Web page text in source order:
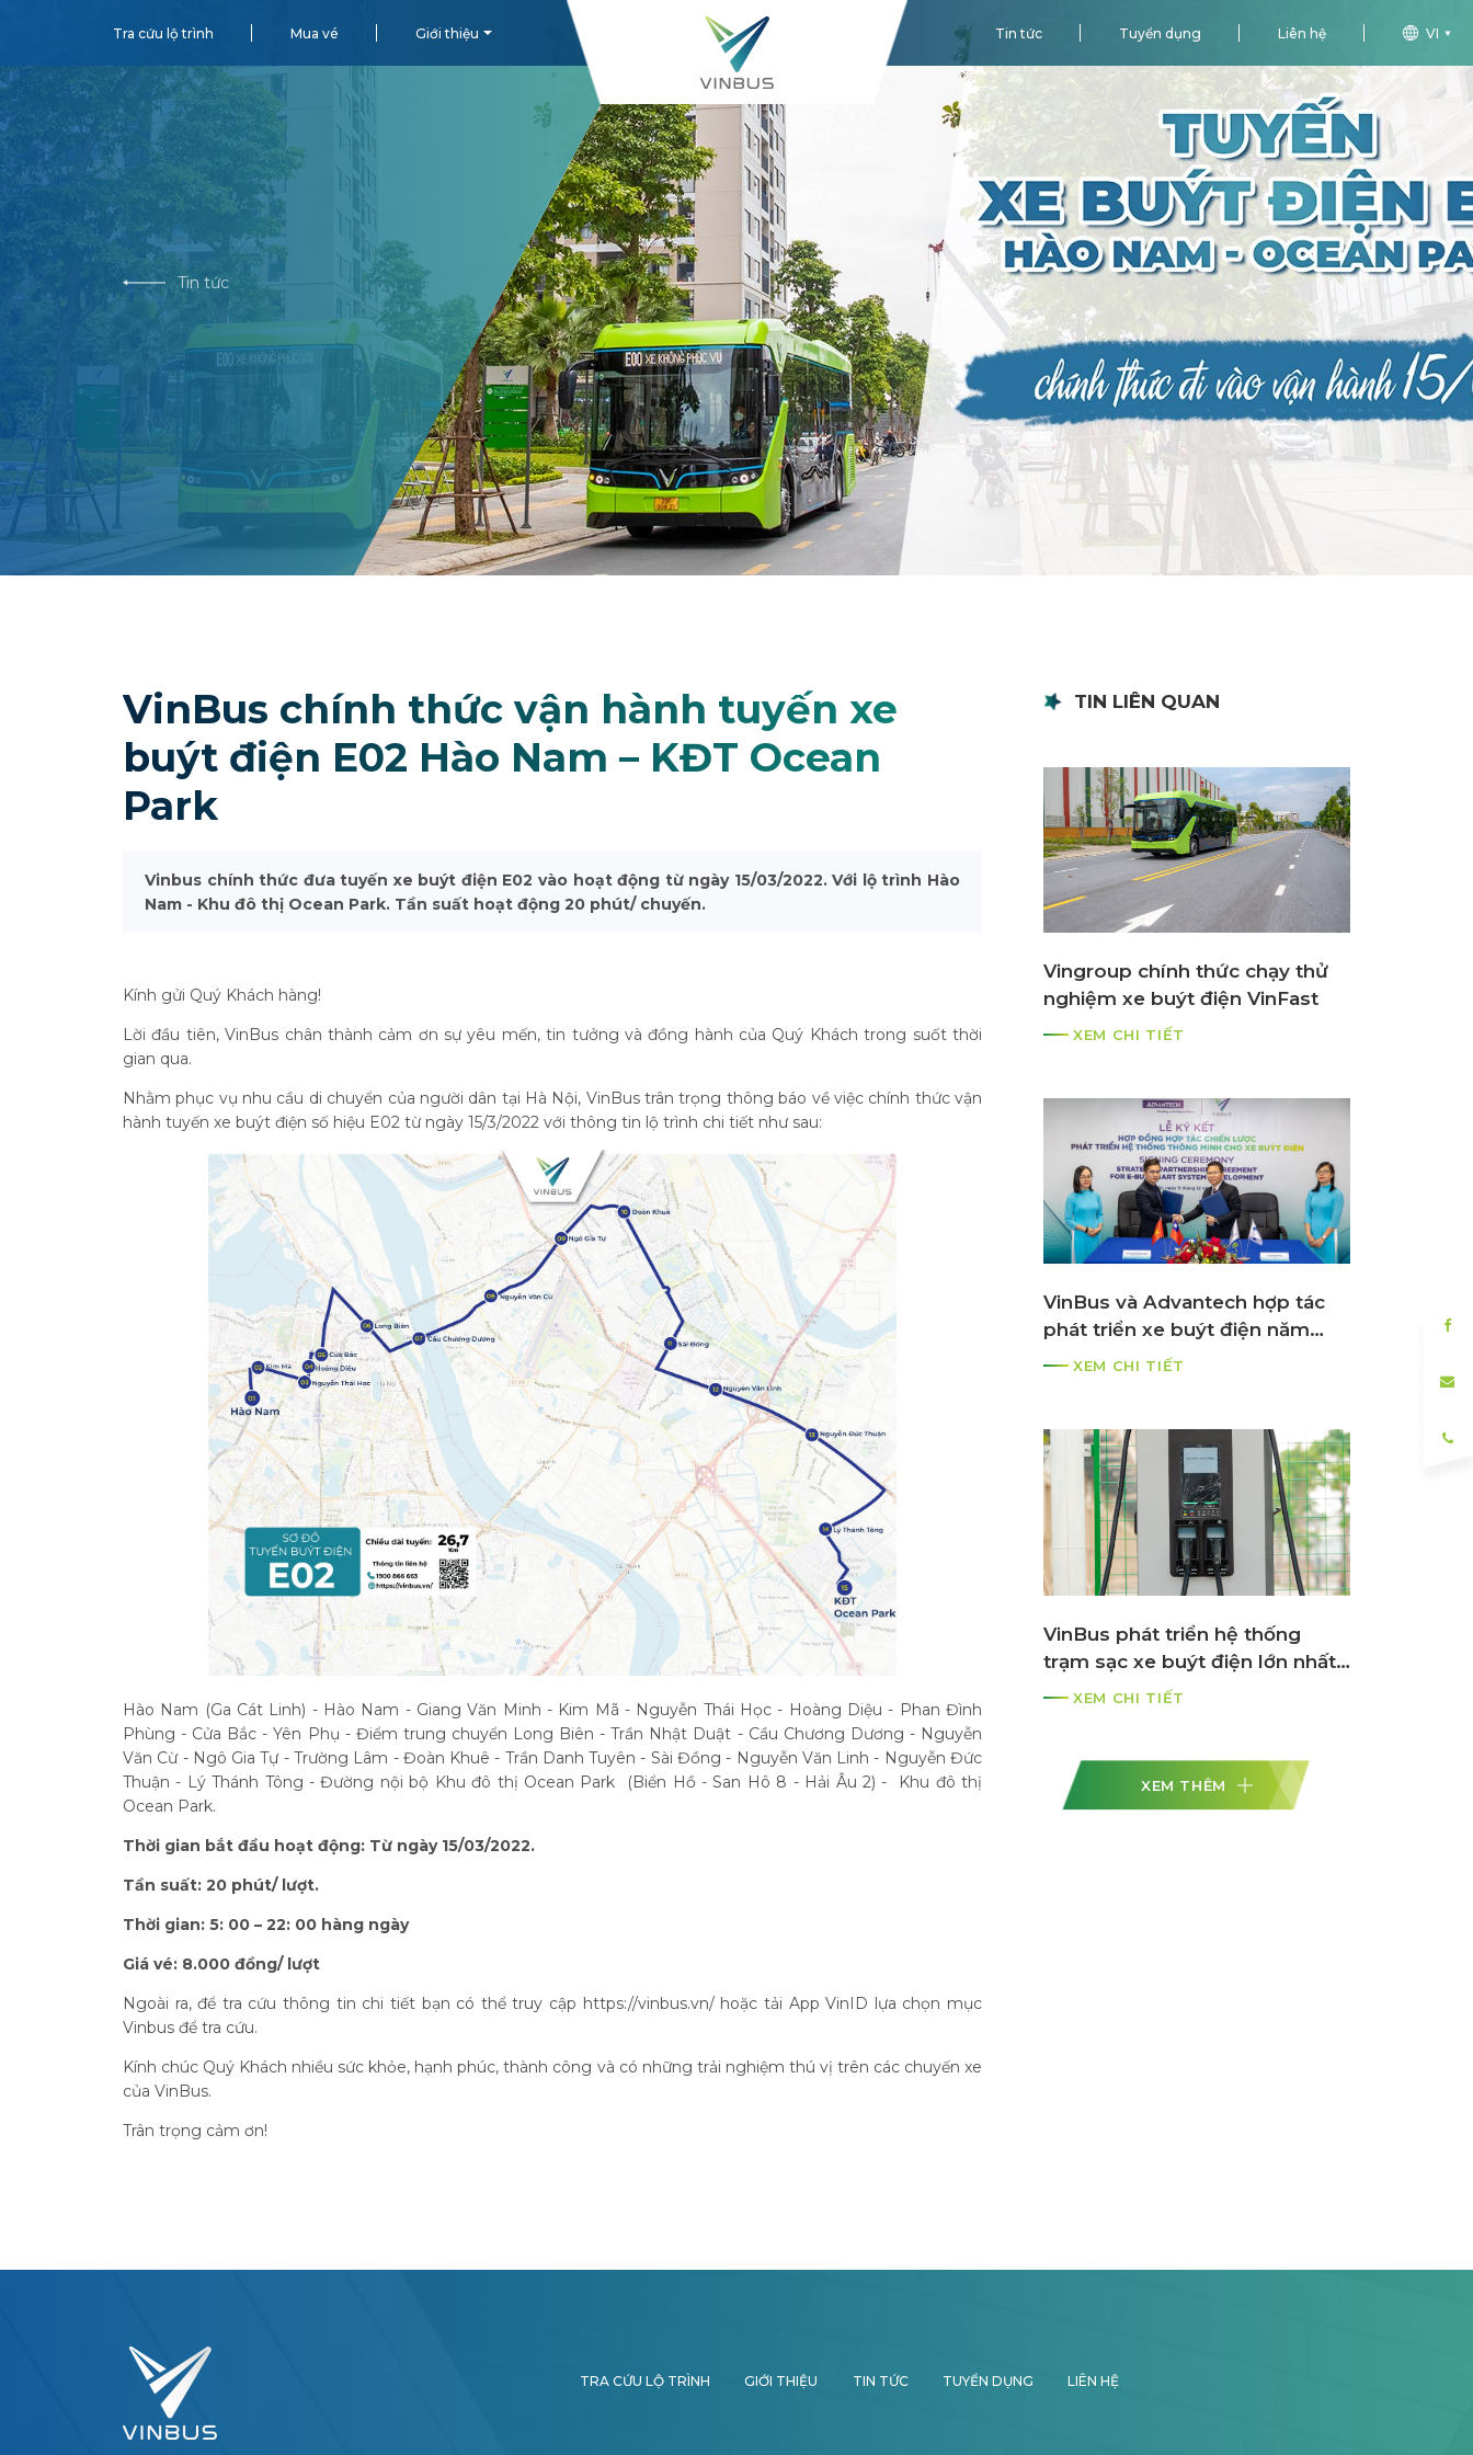
Tra cứu lộ trình Mua vé Giới thiệu Tin tức Tuyển dụng Liên hệ VI
Tin tức
VinBus chính thức vận hành tuyến xe
buýt điện E02 Hào Nam – KĐT Ocean
Park
Vinbus chính thức đưa tuyến xe buýt điện E02 vào hoạt động từ ngày 15/03/2022. Với lộ trình Hào
Nam - Khu đô thị Ocean Park. Tần suất hoạt động 20 phút/ chuyến.
Kính gửi Quý Khách hàng!
Lời đầu tiên, VinBus chân thành cảm ơn sự yêu mến, tin tưởng và đồng hành của Quý Khách trong suốt thời
gian qua.
Nhằm phục vụ nhu cầu di chuyển của người dân tại Hà Nội, VinBus trân trọng thông báo về việc chính thức vận
hành tuyến xe buýt điện số hiệu E02 từ ngày 15/3/2022 với thông tin lộ trình chi tiết như sau:
Hào Nam (Ga Cát Linh) - Hào Nam - Giang Văn Minh - Kim Mã - Nguyễn Thái Học - Hoàng Diệu - Phan Đình
Phùng - Cửa Bắc - Yên Phụ - Điểm trung chuyển Long Biên - Trần Nhật Duật - Cầu Chương Dương - Nguyễn
Văn Cừ - Ngô Gia Tự - Trường Lâm - Đoàn Khuê - Trần Danh Tuyên - Sài Đồng - Nguyễn Văn Linh - Nguyễn Đức
Thuận - Lý Thánh Tông - Đường nội bộ Khu đô thị Ocean Park (Biển Hồ - San Hô 8 - Hải Âu 2) - Khu đô thị
Ocean Park.
Thời gian bắt đầu hoạt động: Từ ngày 15/03/2022.
Tần suất: 20 phút/ lượt.
Thời gian: 5: 00 – 22: 00 hàng ngày
Giá vé: 8.000 đồng/ lượt
Ngoài ra, để tra cứu thông tin chi tiết bạn có thể truy cập https://vinbus.vn/ hoặc tải App VinID lựa chọn mục
Vinbus để tra cứu.
Kính chúc Quý Khách nhiều sức khỏe, hạnh phúc, thành công và có những trải nghiệm thú vị trên các chuyến xe
của VinBus.
Trân trọng cảm ơn!
TIN LIÊN QUAN
Vingroup chính thức chạy thử
nghiệm xe buýt điện VinFast
XEM CHI TIẾT
VinBus và Advantech hợp tác
phát triển xe buýt điện năm
2021XEM CHI TIẾT
VinBus phát triển hệ thống
trạm sạc xe buýt điện lớn nhất
ASEAN
XEM CHI TIẾT
XEM THÊM
TRA CỨU LỘ TRÌNH GIỚI THIỆU TIN TỨC TUYỂN DỤNG LIÊN HỆ